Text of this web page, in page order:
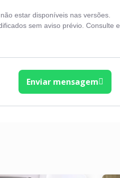
couro
estar disponíveis nas versões.
sem aviso prévio. Consulte e
Enviar mensagem